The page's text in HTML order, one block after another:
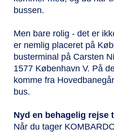
bussen.
Men bare rolig - det er
er nemlig placeret på
busterminal på Carsten
1577 København V. På
komme fra
bus.
Nyd en behagelig rejse
Når du tager